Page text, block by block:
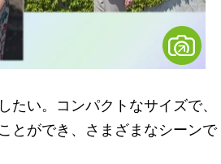
い。コンパクトなサイズで、
とができ、さまざまなシーンで